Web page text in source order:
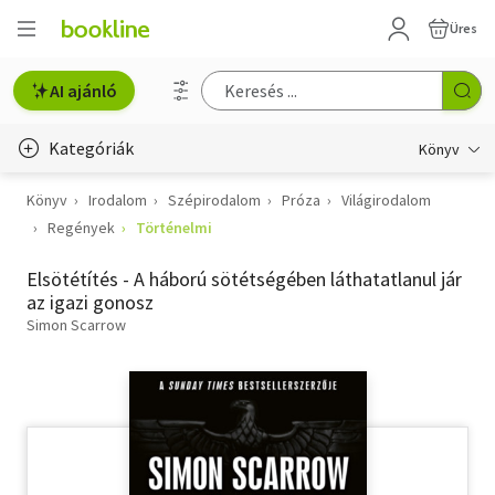
Üres
AI ajánló
Kategóriák Könyv
Életmód, egészség
Gyermek- és ifjúsági
Könyv Irodalom Szépirodalom Próza
Világirodalom
Regények
Történelmi
Elsötétítés - A háború sötétségében láthatatlanul jár
az igazi gonosz
Simon Scarrow